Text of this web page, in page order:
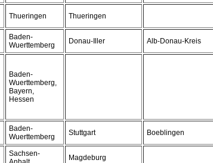
Thueringen Thueringen
Baden-
Wuerttemberg
Donau-Iller Alb-Donau-Kreis
Baden-
Wuerttemberg,
Bayern,
Hessen
Baden-
Wuerttemberg
Stuttgart Boeblingen
Sachsen-
Magdeburg